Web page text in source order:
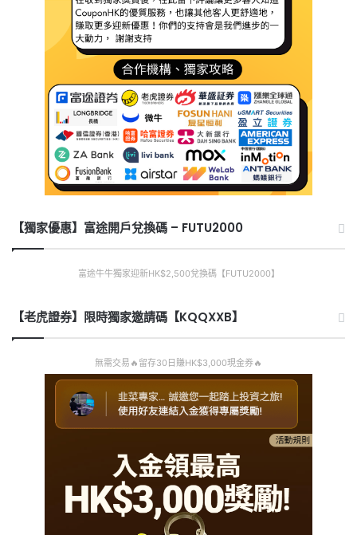
【獨家優惠】富途開戶兌換碼 – FUTU2000
富途牛牛獨家迎新HK$2,500兌換碼【FUTU2000】
【老虎證券】限時獨家邀請碼【KQQXXB】
無需交易🔥留存30日賺HK$3,000現金券🔥